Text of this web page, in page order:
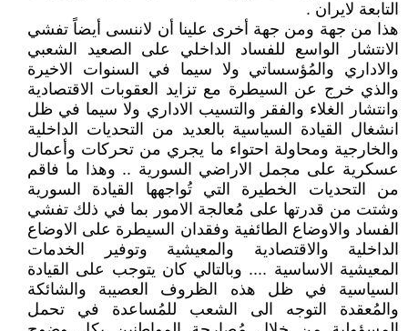
التابعة لايران .
هذا من جهة ومن جهة أخرى علينا أن لاننسى أيضاً تفشي
الانتشار الواسع للفساد الداخلي على الصعيد الشعبي
والاداري والمُؤسساتي ولا سيما في السنوات الاخيرة
والذي خرج عن السيطرة مع تزايد العقوبات الاقتصادية
وانتشار الغلاء والفقر والتسيب الاداري ولا سيما في ظل
انشغال القيادة السياسية بالعديد من التحديات الداخلية
والخارجية ومحاولة احتواء ما يجري من تحركات وأعمال
عسكرية على مجمل الاراضي السورية .. وهذا ما فاقم
من التحديات الخطيرة التي تُواجهها القيادة السورية
وشتت من قدرتها على مُعالجة الامور بما في ذلك تفشي
الفساد والاوضاع الطائفية وفقدان السيطرة على الاوضاع
الداخلية والاقتصادية والمعيشية وتوفير الخدمات
المعيشية الاساسية .... وبالتالي كان يتوجب على القيادة
السياسية في ظل هذه الظروف العصيبة والشائكة
والمُعقدة التوجه الى الشعب للمُساعدة في تحمل